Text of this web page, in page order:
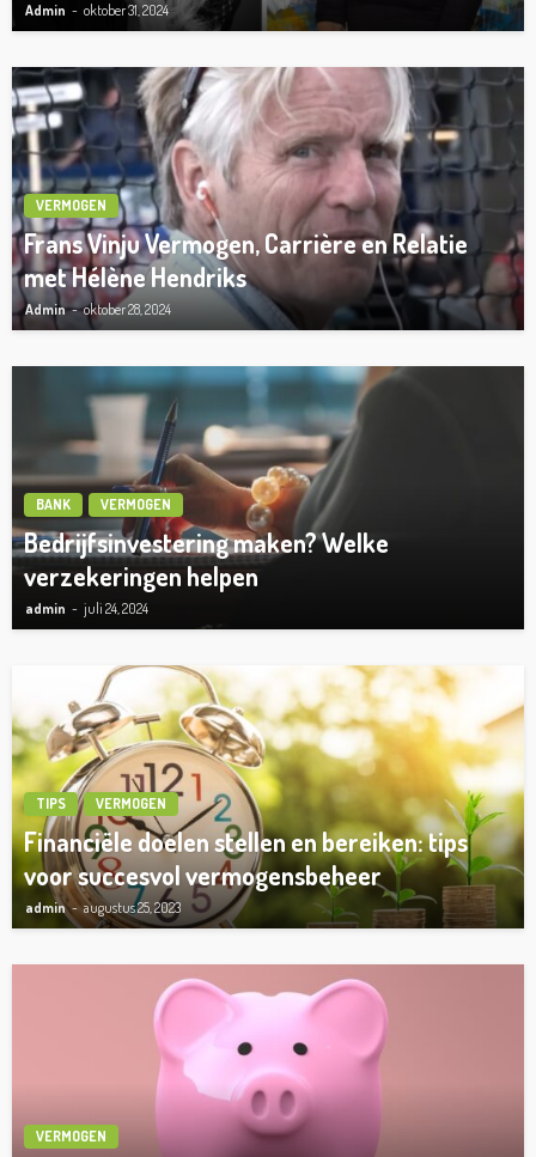
Admin oktober 31, 2024
VERMOGEN
Frans Vinju Vermogen, Carrière en Relatie
met Hélène Hendriks
Admin oktober 28, 2024
BANK VERMOGEN
Bedrijfsinvestering maken? Welke
verzekeringen helpen
admin juli 24, 2024
TIPS VERMOGEN
Financiële doelen stellen en bereiken: tips
voor succesvol vermogensbeheer
admin augustus 25, 2023
VERMOGEN